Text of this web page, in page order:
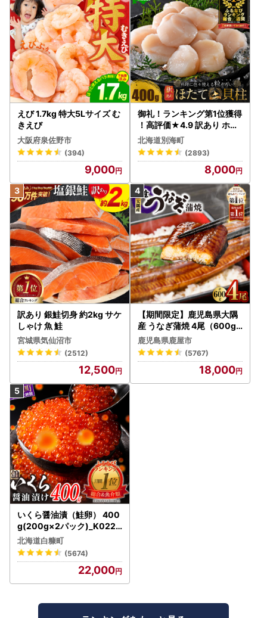
えび 1.7kg 特大5Lサイズ む
きえび
大阪府泉佐野市
(394)
9,000
御礼！ランキング第1位獲得
！高評価★4.9 訳あり ホタ
テ 400g（ほたて 帆立 貝柱
冷凍 ）
北海道別海町
(2893)
8,000
訳あり 銀鮭切身 約2kg サケ
しゃけ 魚 鮭
宮城県気仙沼市
(2512)
12,500
【期間限定】鹿児島県大隅
産 うなぎ蒲焼 4尾（600g
） KN007-004-04-cp18
うなぎ 鰻 魚 惣菜 総菜
鹿児島県鹿屋市
(5767)
18,000
いくら醤油漬（鮭卵） 400
g(200g×2パック)_K022-
1676
北海道白糠町
(5674)
22,000